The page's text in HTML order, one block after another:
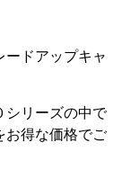
ドアップキャ
シリーズの中で
お得な価格でご